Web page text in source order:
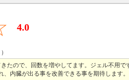
4.0
たので、回数を増やしてます。ジェル不用
内臓が出る事を改善できる事を期待します。